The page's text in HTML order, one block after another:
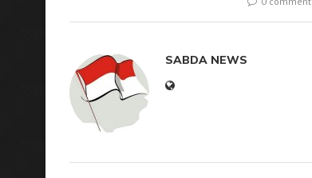
SABDA NEWS